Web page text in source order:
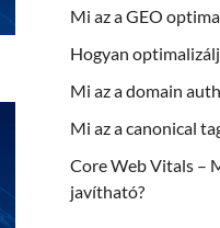
Mi az a GEO
Hogyan
Mi az a domain
Mi az a canonical
Core Web Vitals –
javítható?